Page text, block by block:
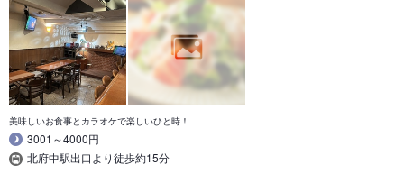
美味しいお食事とカラオケで楽しいひと時！
3001～4000円
北府中駅出口より徒歩約15分